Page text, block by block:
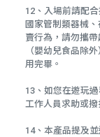
12、入場前請配
國家管制類器械
賣行為，請勿攜
（嬰幼兒食品除
用完畢。
13、如您在遊玩
工作人員求助或撥
14、本產品提及